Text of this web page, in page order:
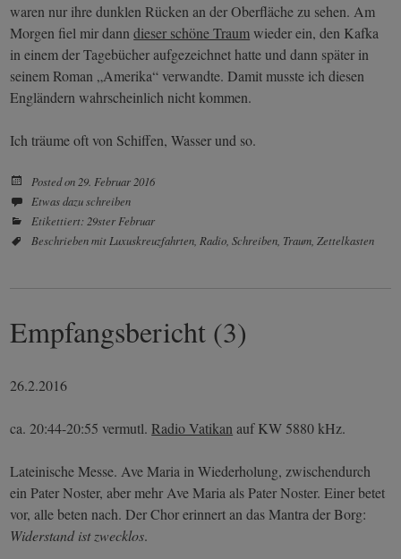
waren nur ihre dunklen Rücken an der Oberfläche zu sehen. Am
Morgen fiel mir danndieser schöne Traumwieder ein, den Kafka
in einem der Tagebücher aufgezeichnet hatte und dann später in
seinem Roman „Amerika“ verwandte. Damit musste ich diesen
Engländern wahrscheinlich nicht kommen.
Ich träume oft von Schiffen, Wasser und so.
Posted on 29. Februar 2016
Etwas dazu schreiben
Etikettiert: 29ster Februar
Beschrieben mit Luxuskreuzfahrten Radio ,Schreiben Traum Zettelkasten
Empfangsbericht (3)
26.2.2016
ca. 20:44-20:55 vermutl.Radio Vatikan auf KW 5880 kHz.
Lateinische Messe. Ave Maria in Wiederholung, zwischendurch
ein Pater Noster, aber mehr Ave Maria als Pater Noster. Einer betet
vor, alle beten nach. Der Chor erinnert an das Mantra der Borg:
Widerstand ist zwecklos.